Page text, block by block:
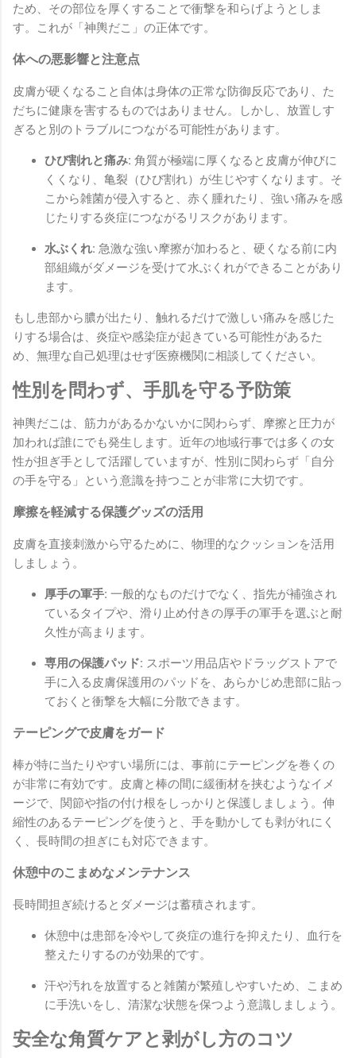
ため、その部位を厚くすることで衝撃を和らげようとしま
す。これが「神輿だこ」の正体です。
体への悪影響と注意点
皮膚が硬くなること自体は身体の正常な防御反応であり、た
だちに健康を害するものではありません。しかし、放置しす
ぎると別のトラブルにつながる可能性があります。
ひび割れと痛み: 角質が極端に厚くなると皮膚が伸びに
くくなり、亀裂（ひび割れ）が生じやすくなります。そ
こから雑菌が侵入すると、赤く腫れたり、強い痛みを感
じたりする炎症につながるリスクがあります。
水ぶくれ: 急激な強い摩擦が加わると、硬くなる前に内
部組織がダメージを受けて水ぶくれができることがあり
ます。
もし患部から膿が出たり、触れるだけで激しい痛みを感じた
りする場合は、炎症や感染症が起きている可能性があるた
め、無理な自己処理はせず医療機関に相談してください。
性別を問わず、手肌を守る予防策
神輿だこは、筋力があるかないかに関わらず、摩擦と圧力が
加われば誰にでも発生します。近年の地域行事では多くの女
性が担ぎ手として活躍していますが、性別に関わらず「自分
の手を守る」という意識を持つことが非常に大切です。
摩擦を軽減する保護グッズの活用
皮膚を直接刺激から守るために、物理的なクッションを活用
しましょう。
厚手の軍手: 一般的なものだけでなく、指先が補強され
ているタイプや、滑り止め付きの厚手の軍手を選ぶと耐
久性が高まります。
専用の保護パッド: スポーツ用品店やドラッグストアで
手に入る皮膚保護用のパッドを、あらかじめ患部に貼っ
ておくと衝撃を大幅に分散できます。
テーピングで皮膚をガード
棒が特に当たりやすい場所には、事前にテーピングを巻くの
が非常に有効です。皮膚と棒の間に緩衝材を挟むようなイメ
ージで、関節や指の付け根をしっかりと保護しましょう。伸
縮性のあるテーピングを使うと、手を動かしても剥がれにく
く、長時間の担ぎにも対応できます。
休憩中のこまめなメンテナンス
長時間担ぎ続けるとダメージは蓄積されます。
休憩中は患部を冷やして炎症の進行を抑えたり、血行を
整えたりするのが効果的です。
汗や汚れを放置すると雑菌が繁殖しやすいため、こまめ
に手洗いをし、清潔な状態を保つよう意識しましょう。
安全な角質ケアと剥がし方のコツ